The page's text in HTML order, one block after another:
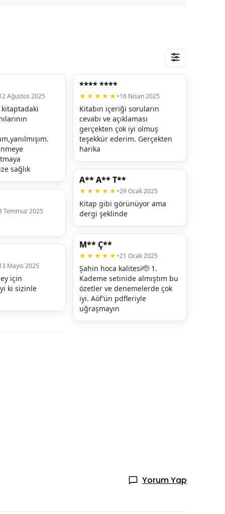
Ağustos 2025
kitaptadaki
sağlık
Temmuz 2025
Mayıs 2025
için
ki sizinle
**** ****
★★★★★ •16 Nisan 2025
Kitabın içeriği soruların
cevabı ve açıklaması
gerçekten çok iyi olmuş
teşekkür ederim. Gerçekten
harika
A** A** T**
★★★★★ •29 Ocak 2025
Kitap gibi görünüyor ama
dergi şeklinde
M** Ç**
★★★★★ •21 Ocak 2025
Şahin hoca kalitesi🫡 1.
Kademe setinide almıştım bu
özetler ve denemelerde çok
iyi. Aöf’ün pdfleriyle
uğraşmayın
Yorum Yap